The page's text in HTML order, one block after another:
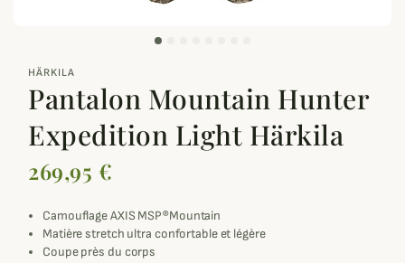
HÄRKILA
Pantalon Mountain Hunter
Expedition Light Härkila
269,95 €
Camouflage AXIS MSP®Mountain
Matière stretch ultra confortable et légère
Coupe près du corps